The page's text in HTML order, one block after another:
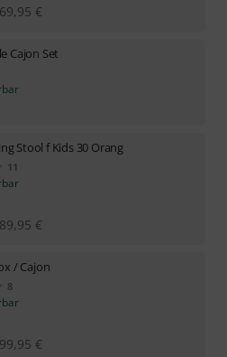
69,95 €
Cajon Set
Stool f Kids 30 Orang
11
89,95 €
/ Cajon
8
99,95 €